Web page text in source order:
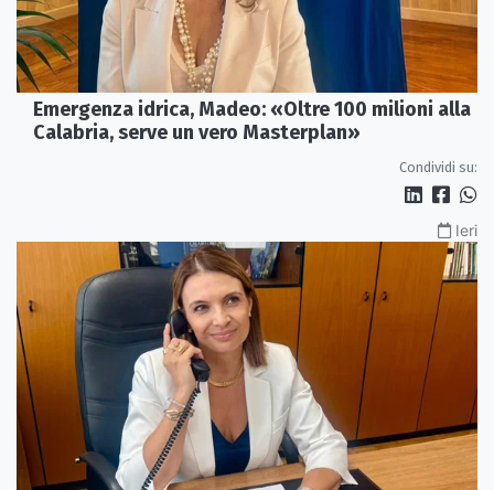
Emergenza idrica, Madeo: «Oltre 100 milioni alla
Calabria, serve un vero Masterplan»
Condividi su:
Ieri